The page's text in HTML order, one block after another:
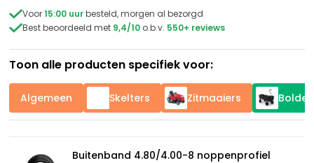
Voor15:00 uurbesteld, morgen al bezorgd
Best beoordeeld met 9,4/10 o.b.v. 550+ reviews
Toon alle producten specifiek voor:
Algemeen Skelters Zitmaaiers
Buitenband 4.80/4.00-8 noppenprofiel